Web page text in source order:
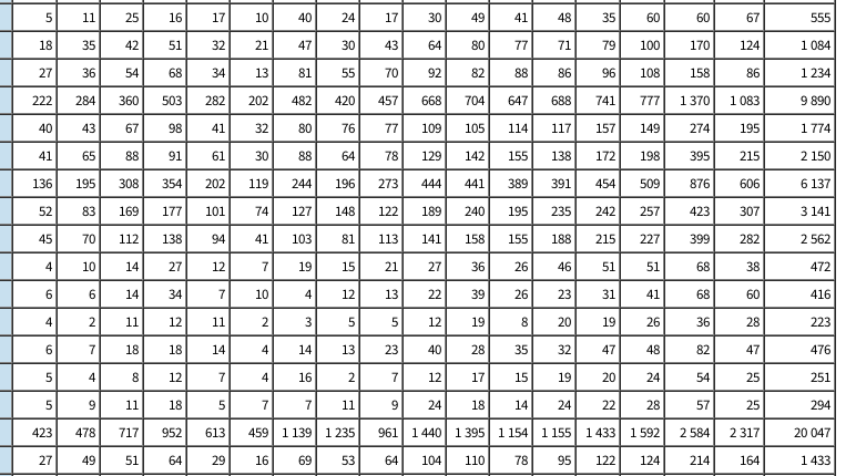
5 11 25 16 17 10 40 24 17 30 49 41 48 35 60 60 67
555
18 35 42 51 32 21 47 30 43 64 80 77 71 79 100 170 124
1 084
27 36 54 68 34 13 81 55 70 92 82 88 86 96 108 158 86
1 234
222 284 360 503 282 202 482 420 457 668 704 647 688 741 777 1 370 1 083
9 890
40 43 67 98 41 32 80 76 77 109 105 114 117 157 149 274 195
1 774
41 65 88 91 61 30 88 64 78 129 142 155 138 172 198 395 215
2 150
136 195 308 354 202 119 244 196 273 444 441 389 391 454 509 876 606
6 137
52 83 169 177 101 74 127 148 122 189 240 195 235 242 257 423 307
3 141
45 70 112 138 94 41 103 81 113 141 158 155 188 215 227 399 282
2 562
4 10 14 27 12 7 19 15 21 27 36 26 46 51 51 68 38
472
6 6 14 34 7 10 4 12 13 22 39 26 23 31 41 68 60
416
4 2 11 12 11 2 3 5 5 12 19 8 20 19 26 36 28
223
6 7 18 18 14 4 14 13 23 40 28 35 32 47 48 82 47
476
5 4 8 12 7 4 16 2 7 12 17 15 19 20 24 54 25
251
5 9 11 18 5 7 7 11 9 24 18 14 24 22 28 57 25
294
423 478 717 952 613 459 1 139 1 235 961 1 440 1 395 1 154 1 155 1 433 1 592 2 584 2 317
20 047
27 49 51 64 29 16 69 53 64 104 110 78 95 122 124 214 164
1 433